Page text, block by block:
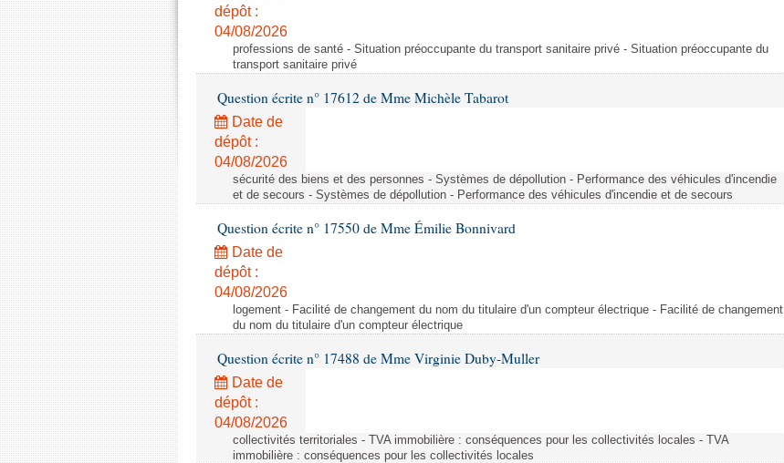
dépôt :
04/08/2026
professions de santé - Situation préoccupante du transport sanitaire privé - Situation préoccupante du
transport sanitaire privé
Question écrite n° 17612 de Mme Michèle Tabarot
Date de
dépôt :
04/08/2026
sécurité des biens et des personnes - Systèmes de dépollution - Performance des véhicules d'incendie
et de secours - Systèmes de dépollution - Performance des véhicules d'incendie et de secours
Question écrite n° 17550 de Mme Émilie Bonnivard
Date de
dépôt :
04/08/2026
logement - Facilité de changement du nom du titulaire d'un compteur électrique - Facilité de changement
du nom du titulaire d'un compteur électrique
Question écrite n° 17488 de Mme Virginie Duby-Muller
Date de
dépôt :
04/08/2026
collectivités territoriales - TVA immobilière : conséquences pour les collectivités locales - TVA
immobilière : conséquences pour les collectivités locales